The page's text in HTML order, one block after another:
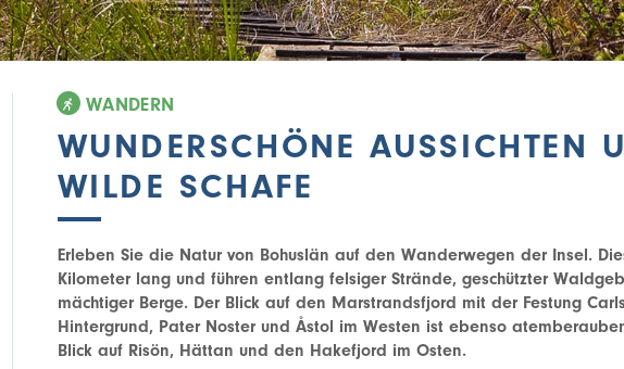
WANDERN
WUNDERSCHÖNE AUSSICHTEN
WILDE SCHAFE
Erleben Sie die Natur von Bohuslän auf den Wanderwegen der Insel.
Kilometer lang und führen entlang felsiger Strände, geschützter
mächtiger Berge. Der Blick auf den Marstrandsfjord mit der Festung
Hintergrund, Pater Noster und Åstol im Westen ist ebenso
Blick auf Risön, Hättan und den Hakefjord im Osten.